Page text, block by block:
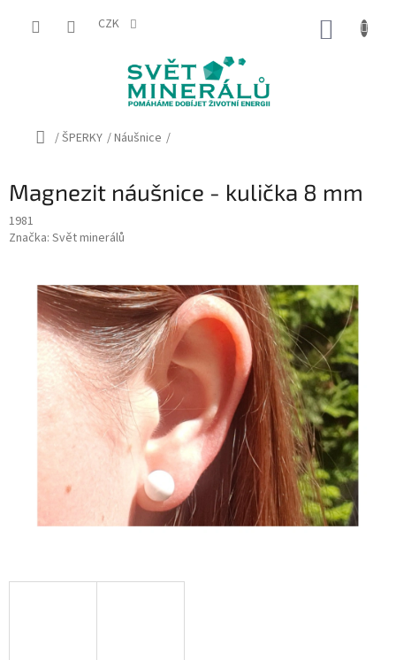
CZK
Domů
/ŠPERKY /Náušnice /
Magnezit náušnice - kulička 8 mm
1981
Značka: Svět minerálů